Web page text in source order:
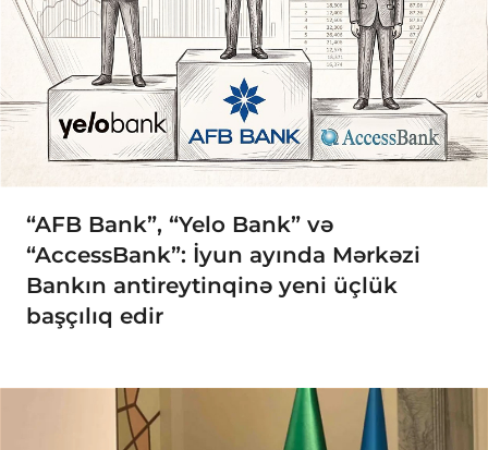
“AFB Bank”, “Yelo Bank” və
“AccessBank”: İyun ayında Mərkəzi
Bankın antireytinqinə yeni üçlük
başçılıq edir